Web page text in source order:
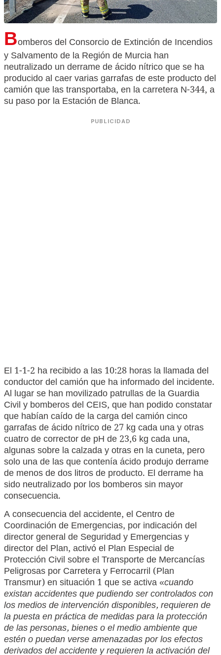
Bomberos del Consorcio de Extinción de Incendios
y Salvamento de la Región de Murcia han
neutralizado un derrame de ácido nítrico que se ha
producido al caer varias garrafas de este producto del
camión que las transportaba, en la carretera N-344, a
su paso por la Estación de Blanca.
PUBLICIDAD
El 1-1-2 ha recibido a las 10:28 horas la llamada del
conductor del camión que ha informado del incidente.
Al lugar se han movilizado patrullas de la Guardia
Civil y bomberos del CEIS, que han podido constatar
que habían caído de la carga del camión cinco
garrafas de ácido nítrico de 27 kg cada una y otras
cuatro de corrector de pH de 23,6 kg cada una,
algunas sobre la calzada y otras en la cuneta, pero
solo una de las que contenía ácido produjo derrame
de menos de dos litros de producto. El derrame ha
sido neutralizado por los bomberos sin mayor
consecuencia.
A consecuencia del accidente, el Centro de
Coordinación de Emergencias, por indicación del
director general de Seguridad y Emergencias y
director del Plan, activó el Plan Especial de
Protección Civil sobre el Transporte de Mercancías
Peligrosas por Carretera y Ferrocarril (Plan
Transmur) en situación 1 que se activa «cuando
existan accidentes que pudiendo ser controlados con
los medios de intervención disponibles, requieren de
la puesta en práctica de medidas para la protección
de las personas, bienes o el medio ambiente que
estén o puedan verse amenazadas por los efectos
derivados del accidente y requieren la activación del